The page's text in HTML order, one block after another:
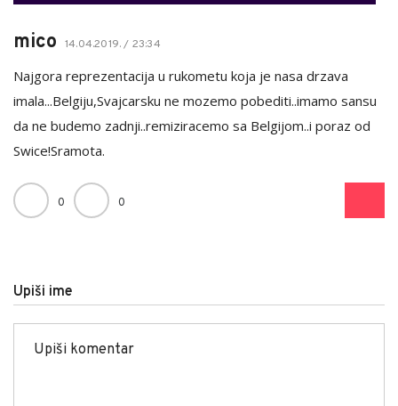
mico 14.04.2019. / 23:34
Najgora reprezentacija u rukometu koja je nasa drzava
imala...Belgiju,Svajcarsku ne mozemo pobediti..imamo sansu
da ne budemo zadnji..remiziracemo sa Belgijom..i poraz od
Swice!Sramota.
0 0
Upiši ime